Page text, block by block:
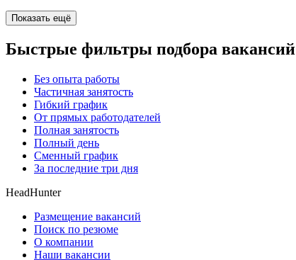
Показать ещё
Быстрые фильтры подбора вакансий
Без опыта работы
Частичная занятость
Гибкий график
От прямых работодателей
Полная занятость
Полный день
Сменный график
За последние три дня
HeadHunter
Размещение вакансий
Поиск по резюме
О компании
Наши вакансии